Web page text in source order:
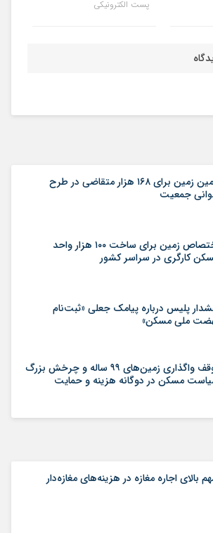
پست الکترونیکی
تامین زمین برای ۱۶۸ هزار متقاضی در طرح
جمعیت
اختصاص زمین برای ساخت ۱۰۰ هزار واحد
کارگری در سراسر کشور
پلیس درباره پیامک جعلی «ثبت‌نام
ملی مسکن»
توقف واگذاری زمین‌های ۹۹ ساله و چرخش بزرگ
مسکن در دوگانه هزینه و حمایت
بالای اجاره‌‌ مغازه در هزینه‌‌های مغازه‌‌دار